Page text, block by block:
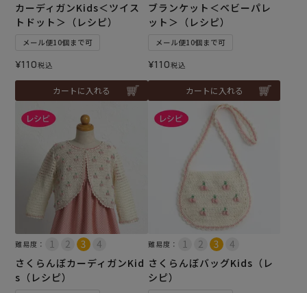
カーディガンKids＜ツイス
トドット＞（レシピ）
メール便10個まで可
¥110税込
カートに入れる
ブランケット＜ベビーパレ
ット＞（レシピ）
メール便10個まで可
¥110税込
カートに入れる
難易度：
さくらんぼカーディガンKid
s（レシピ）
難易度：
さくらんぼバッグKids（レ
シピ）